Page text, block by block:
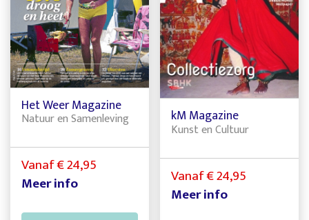
Het Weer Magazine
Natuur en Samenleving
Vanaf € 24,95
Meer info
kM Magazine
Kunst en Cultuur
Vanaf € 24,95
Meer info